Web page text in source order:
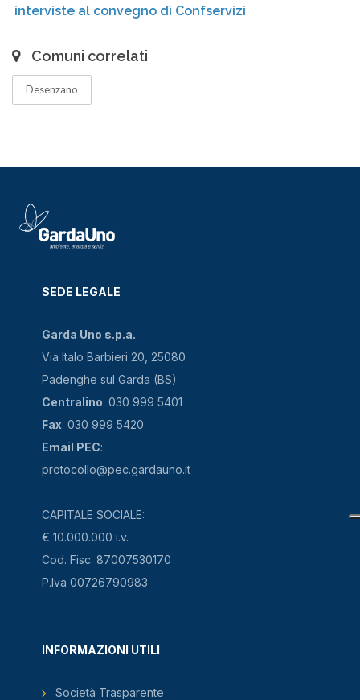
interviste al convegno di Confservizi
Comuni correlati
Desenzano
SEDE LEGALE
Garda Uno s.p.a.
Via Italo Barbieri 20, 25080
Padenghe sul Garda (BS)
Centralino: 030 999 5401
Fax: 030 999 5420
Email PEC:
protocollo@pec.gardauno.it
CAPITALE SOCIALE:
€ 10.000.000 i.v.
Cod. Fisc. 87007530170
P.Iva 00726790983
INFORMAZIONI UTILI
Società Trasparente